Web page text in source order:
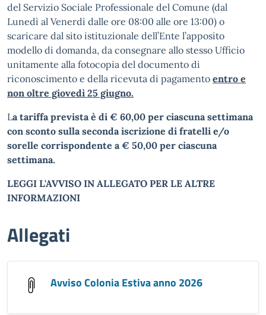
del Servizio Sociale Professionale del Comune (dal
Lunedì al Venerdì dalle ore 08:00 alle ore 13:00) o
scaricare dal sito istituzionale dell’Ente l’apposito
modello di domanda, da consegnare allo stesso Ufficio
unitamente alla fotocopia del documento di
riconoscimento e della ricevuta di pagamento entro e
non oltre giovedì 25 giugno.
La tariffa prevista è di € 60,00 per ciascuna settimana
con sconto sulla seconda iscrizione di fratelli e/o
sorelle corrispondente a € 50,00 per ciascuna
settimana.
LEGGI L'AVVISO IN ALLEGATO PER LE ALTRE
INFORMAZIONI
Allegati
Avviso Colonia Estiva anno 2026